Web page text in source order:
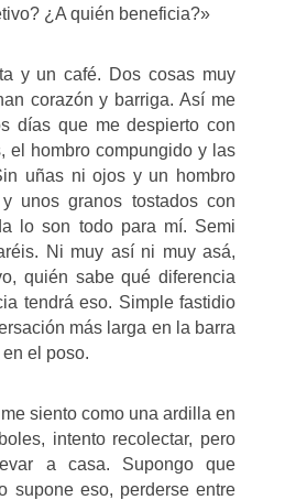
¿A quién beneficia?»
y un café. Dos cosas muy
corazón y barriga. Así me
días que me despierto con
el hombro compungido y las
uñas ni ojos y un hombro
unos granos tostados con
lo son todo para mí. Semi
Ni muy así ni muy asá,
quién sabe qué diferencia
tendrá eso. Simple fastidio
más larga en la barra
el poso.
siento como una ardilla en
intento recolectar, pero
a casa. Supongo que
supone eso, perderse entre